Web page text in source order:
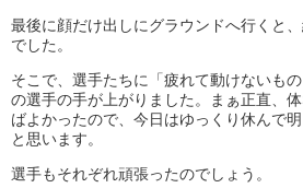
最後に顔だけ出しにグラウンドへ行くと
でした。
そこで、選手たちに「疲れて動けないも
の選手の手が上がりました。まぁ正直、
ばよかったので、今日はゆっくり休んで
と思います。
選手もそれぞれ頑張ったのでしょう。